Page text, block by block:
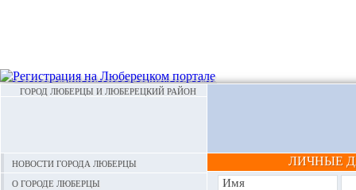
ГОРОД ЛЮБЕРЦЫ И ЛЮБЕРЕЦКИЙ РАЙОН
Новости города Люберцы
О городе Люберцы
ЛИЧНЫЕ